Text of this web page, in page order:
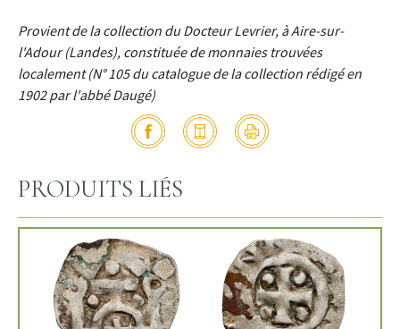
Provient de la collection du Docteur Levrier, à Aire-sur-
l'Adour (Landes), constituée de monnaies trouvées
localement (N° 105 du catalogue de la collection rédigé en
1902 par l'abbé Daugé)
PRODUITS LIÉS